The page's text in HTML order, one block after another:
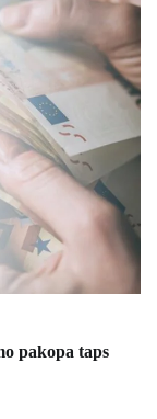
pakopa taps